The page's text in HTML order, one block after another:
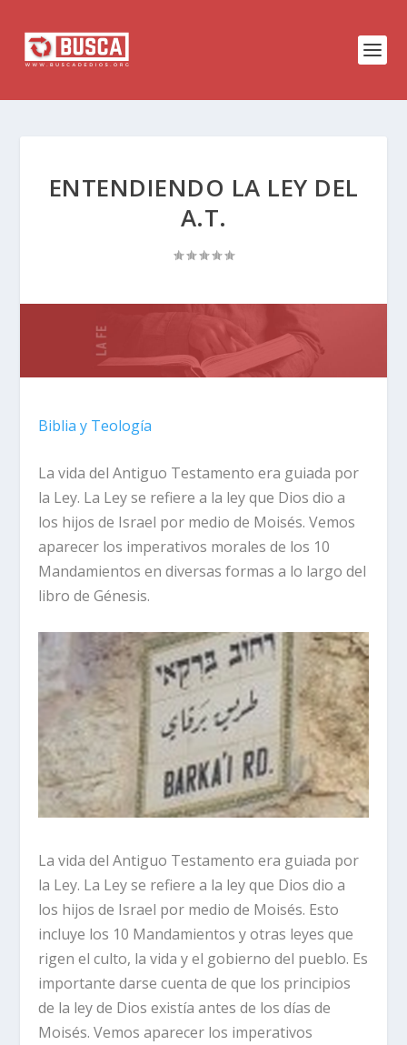
ENTENDIENDO LA LEY DEL
A.T.
Biblia y Teología
La vida del Antiguo Testamento era guiada por
la Ley. La Ley se refiere a la ley que Dios dio a
los hijos de Israel por medio de Moisés. Vemos
aparecer los imperativos morales de los 10
Mandamientos en diversas formas a lo largo del
libro de Génesis.
La vida del Antiguo Testamento era guiada por
la Ley. La Ley se refiere a la ley que Dios dio a
los hijos de Israel por medio de Moisés. Esto
incluye los 10 Mandamientos y otras leyes que
rigen el culto, la vida y el gobierno del pueblo. Es
importante darse cuenta de que los principios
de la ley de Dios existía antes de los días de
Moisés. Vemos aparecer los imperativos